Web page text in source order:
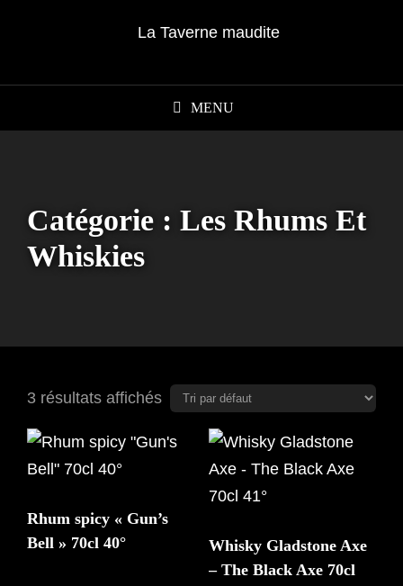
MENU
Catégorie : Les Rhums Et
Whiskies
3 résultats affichés
Rhum spicy « Gun’s
Bell » 70cl 40°
Whisky Gladstone Axe
– The Black Axe 70cl